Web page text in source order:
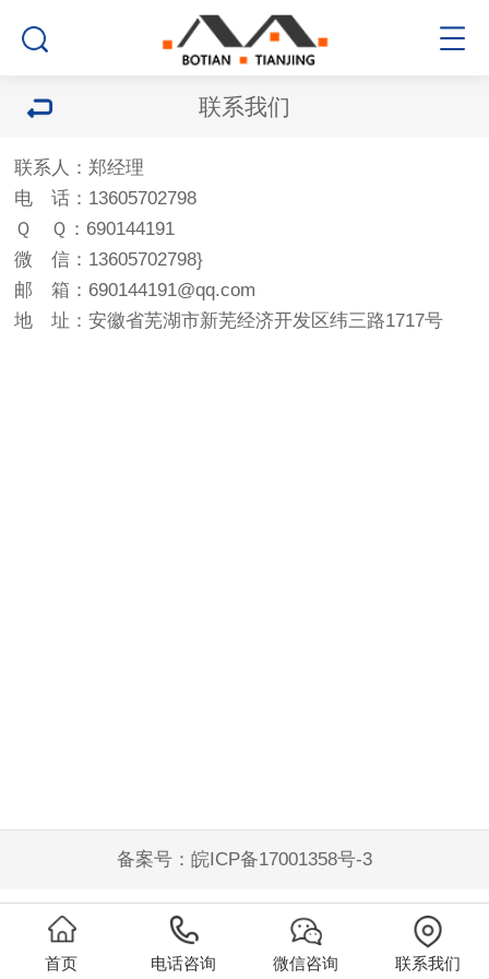
联系我们
联系人：郑经理
电 话：13605702798
Ｑ Ｑ：690144191
微 信：13605702798}
邮 箱：690144191@qq.com
地 址：安徽省芜湖市新芜经济开发区纬三路1717号
备案号： 皖ICP备17001358号-3
首页 电话咨询 微信咨询 联系我们